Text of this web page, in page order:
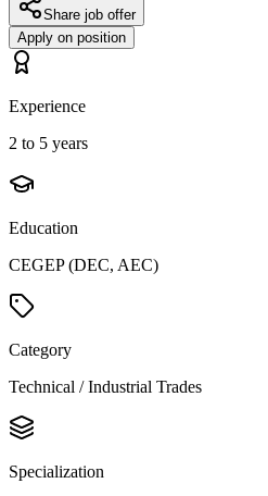
Share job offer
Apply on position
Experience
2 to 5 years
Education
CEGEP (DEC, AEC)
Category
Technical / Industrial Trades
Specialization